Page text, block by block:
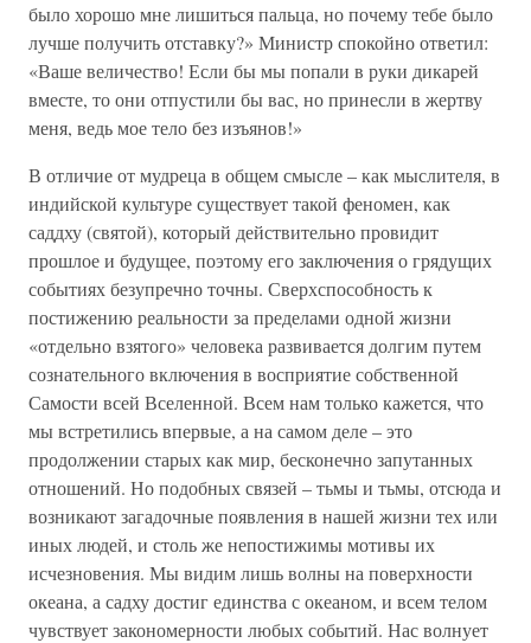
было хорошо мне лишиться пальца, но почему тебе было
лучше получить отставку?» Министр спокойно ответил:
«Ваше величество! Если бы мы попали в руки дикарей
вместе, то они отпустили бы вас, но принесли в жертву
меня, ведь мое тело без изъянов!»
В отличие от мудреца в общем смысле – как мыслителя, в
индийской культуре существует такой феномен, как
саддху (святой), который действительно провидит
прошлое и будущее, поэтому его заключения о грядущих
событиях безупречно точны. Сверхспособность к
постижению реальности за пределами одной жизни
«отдельно взятого» человека развивается долгим путем
сознательного включения в восприятие собственной
Самости всей Вселенной. Всем нам только кажется, что
мы встретились впервые, а на самом деле – это
продолжении старых как мир, бесконечно запутанных
отношений. Но подобных связей – тьмы и тьмы, отсюда и
возникают загадочные появления в нашей жизни тех или
иных людей, и столь же непостижимы мотивы их
исчезновения. Мы видим лишь волны на поверхности
океана, а садху достиг единства с океаном, и всем телом
чувствует закономерности любых событий. Нас волнует